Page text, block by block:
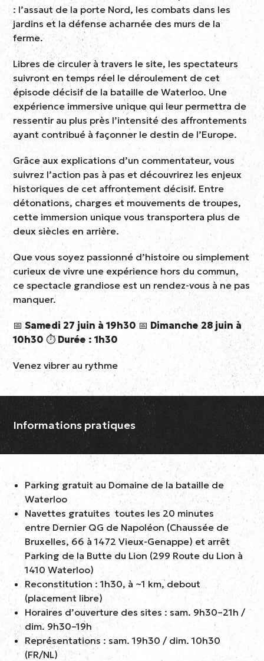
: l’assaut de la porte Nord, les combats dans les
jardins et la défense acharnée des murs de la
ferme.
Libres de circuler à travers le site, les spectateurs
suivront en temps réel le déroulement de cet
épisode décisif de la bataille de Waterloo. Une
expérience immersive unique qui leur permettra de
ressentir au plus près l’intensité des affrontements
ayant contribué à façonner le destin de l’Europe.
Grâce aux explications d’un commentateur, vous
suivrez l’action pas à pas et découvrirez les enjeux
historiques de cet affrontement décisif. Entre
détonations, charges et mouvements de troupes,
cette immersion unique vous transportera plus de
deux siècles en arrière.
Que vous soyez passionné d’histoire ou simplement
curieux de vivre une expérience hors du commun,
ce spectacle grandiose est un rendez-vous à ne pas
manquer.
📅Samedi 27 juin à 19h30 📅 Dimanche 28 juin à
10h30 ⏱️ Durée : 1h30
Venez vibrer au rythme
Informations pratiques
Parking gratuit au Domaine de la bataille de
Waterloo
Navettes gratuites toutes les 20 minutes
entre Dernier QG de Napoléon (Chaussée de
Bruxelles, 66 à 1472 Vieux-Genappe) et arrêt
Parking de la Butte du Lion (299 Route du Lion à
1410 Waterloo)
Reconstitution : 1h30, à ~1 km, debout
(placement libre)
Horaires d’ouverture des sites : sam. 9h30–21h /
dim. 9h30–19h
Représentations : sam. 19h30 / dim. 10h30
(FR/NL)